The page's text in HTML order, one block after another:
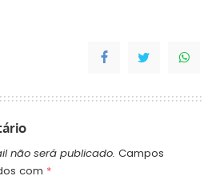
não será publicado. Campos
com *